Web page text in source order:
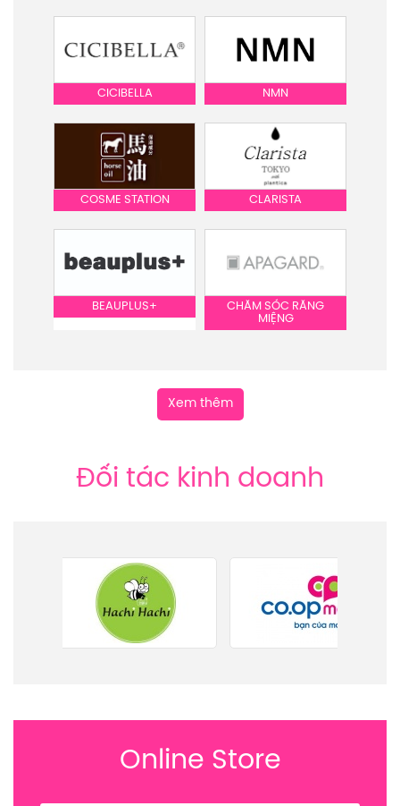
CICIBELLA NMN
COSME STATION CLARISTA
BEAUPLUS+
CHĂM SÓC RĂNG
MIỆNG
Xem thêm
Đối tác kinh doanh
Online Store